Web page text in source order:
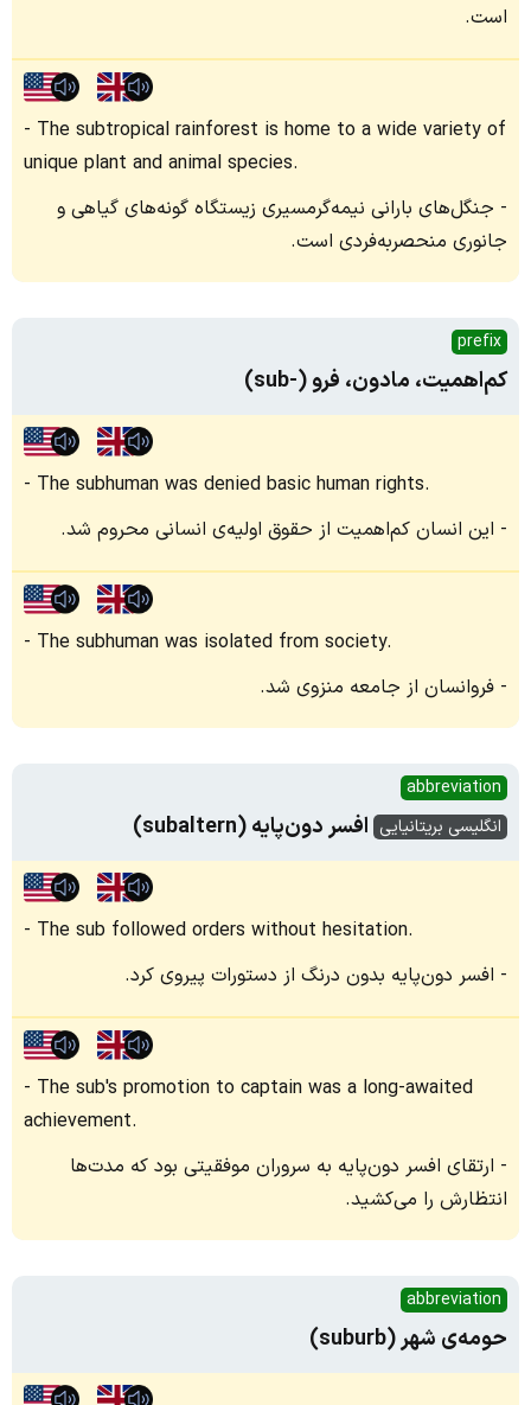
است.
The subtropical rainforest is home to a wide variety of
unique plant and animal species.
جنگل‌های بارانی نیمه‌گرمسیری زیستگاه گونه‌های گیاهی و
جانوری منحصر‌به‌فردی است.
prefix
کم‌اهمیت، مادون، فرو (-sub)
The subhuman was denied basic human rights.
این انسان کم‌اهمیت از حقوق اولیه‌ی انسانی محروم شد.
The subhuman was isolated from society.
فروانسان از جامعه منزوی شد.
abbreviation
انگلیسی بریتانیایی افسر دون‌پایه (subaltern)
The sub followed orders without hesitation.
افسر دون‌پایه بدون درنگ از دستورات پیروی کرد.
The sub's promotion to captain was a long-awaited
achievement.
ارتقای افسر دون‌پایه به سروران موفقیتی بود که مدت‌ها
انتظارش را می‌کشید.
abbreviation
حومه‌ی شهر (suburb)